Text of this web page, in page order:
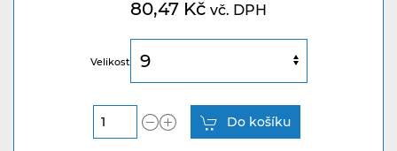
80,47 Kč vč. DPH
Velikost
Do košíku